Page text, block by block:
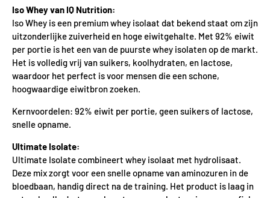
Iso Whey van IQ Nutrition:
Iso Whey is een premium whey isolaat dat bekend staat om zijn
uitzonderlijke zuiverheid en hoge eiwitgehalte. Met 92% eiwit
per portie is het een van de puurste whey isolaten op de markt.
Het is volledig vrij van suikers, koolhydraten, en lactose,
waardoor het perfect is voor mensen die een schone,
hoogwaardige eiwitbron zoeken.
Kernvoordelen: 92% eiwit per portie, geen suikers of lactose,
snelle opname.
Ultimate Isolate:
Ultimate Isolate combineert whey isolaat met hydrolisaat.
Deze mix zorgt voor een snelle opname van aminozuren in de
bloedbaan, handig direct na de training. Het product is laag in